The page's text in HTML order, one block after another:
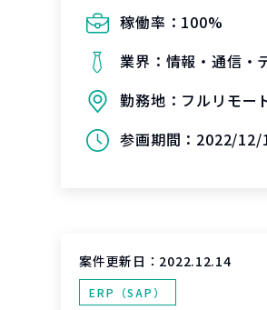
稼働率： 100%
業界： 情報・通信・
勤務地： フルリモー
参画期間： 2022/12/
案件更新日： 2022.12.14
ERP（SAP）